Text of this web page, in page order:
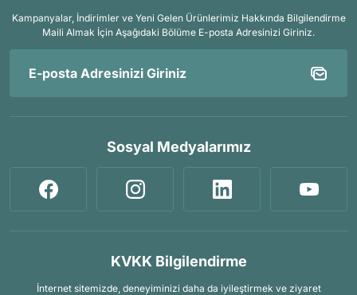
Kampanyalar, İndirimler ve Yeni Gelen Ürünlerimiz Hakkında Bilgilendirme
Maili Almak İçin Aşağıdaki Bölüme E-posta Adresinizi Giriniz.
Sosyal Medyalarımız
KVKK Bilgilendirme
İnternet sitemizde, deneyiminizi daha da iyileştirmek ve ziyaret